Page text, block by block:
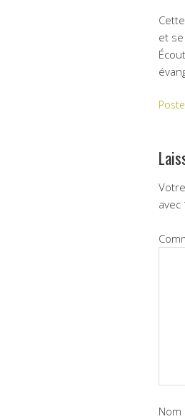
et
avec
Nom